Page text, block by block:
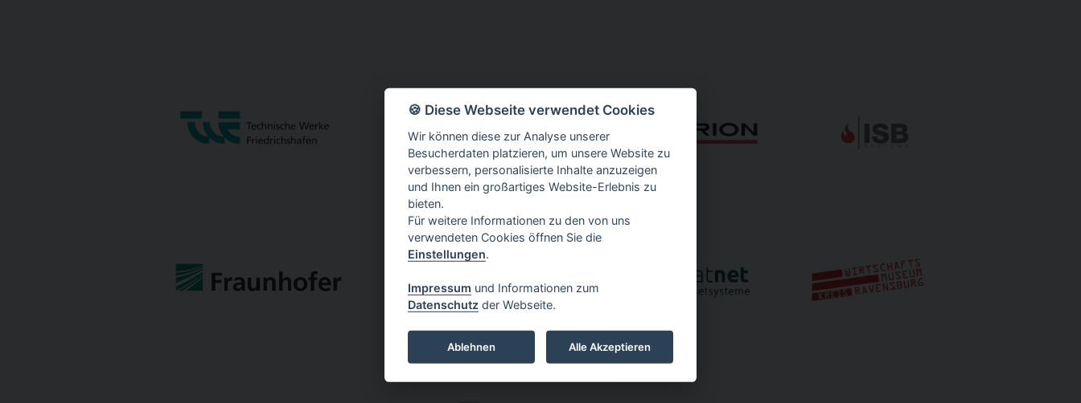
🍪 Diese Webseite verwendet Cookies
Wir können diese zur Analyse unserer
Besucherdaten platzieren, um unsere Website zu
verbessern, personalisierte Inhalte anzuzeigen
und Ihnen ein großartiges Website-Erlebnis zu
bieten.
Für weitere Informationen zu den von uns
verwendeten Cookies öffnen Sie die
Einstellungen.
Impressum und Informationen zum
Datenschutz der Webseite.
Ablehnen Alle Akzeptieren